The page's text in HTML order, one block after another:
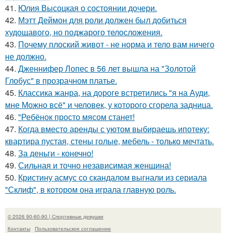
41. Юлия Высоцкая о состоянии дочери.
42. Мэтт Деймон для роли должен был добиться
худощавого, но поджарого телосложения.
43. Почему плоский живот - не норма и тело вам ничего
не должно.
44. Дженнифер Лопес в 56 лет вышла на "Золотой
Глобус" в прозрачном платье.
45. Классика жанра, на дороге встретились "я на Ауди,
мне Можно всё" и человек, у которого сгорела задница.
46. "Ребёнок просто мясом станет!
47. Когда вместо аренды с уютом выбираешь ипотеку:
квартира пустая, стены голые, мебель - только мечтать.
48. За деньги - конечно!
49. Сильная и точно независимая женщина!
50. Кристину асмус со скандалом выгнали из сериала
"Склиф", в котором она играла главную роль.
© 2026 90-60-90 | Спортивные девушки
Контакты
Пользовательское соглашение